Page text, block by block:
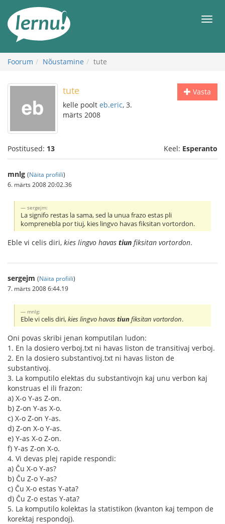
juurde
Foorum Nõustamine tute
Vasta
tute
kelle poolt eb.eric, 3.
märts 2008
Postitused: 13 Keel: Esperanto
mnlg (Näita profiili)
6. märts 2008 20:02.36
sergejm:
La signifo restas la sama, sed la unua frazo estas pli
komprenebla por tiuj, kies lingvo havas fiksitan vortordon.
Eble vi celis diri, kies lingvo havas tiun fiksitan vortordon.
sergejm (Näita profiili)
7. märts 2008 6:44.19
mnlg:
Eble vi celis diri,kies lingvo havastiunfiksitan vortordon.
Oni povas skribi jenan komputilan ludon:
1. En la dosiero verboj.txt ni havas liston de transitivaj verboj.
2. En la dosiero substantivoj.txt ni havas liston de
substantivoj.
3. La komputilo elektas du substantivojn kaj unu verbon kaj
konstruas el ili frazon:
a) X-o Y-as Z-on.
b) Z-on Y-as X-o.
c) X-o Z-on Y-as.
d) Z-on X-o Y-as.
e) Y-as X-o Z-on.
f) Y-as Z-on X-o.
4. Vi devas plej rapide respondi:
a) Ĉu X-o Y-as?
b) Ĉu Z-o Y-as?
c) Ĉu X-o estas Y-ata?
d) Ĉu Z-o estas Y-ata?
5. La komputilo kolektas la statistikon (kvanton kaj tempon de
korektaj respondoj).